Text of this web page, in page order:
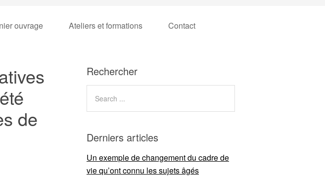
ouvrage Ateliers et formations Contact
de
Rechercher
Derniers articles
Un exemple de changement du cadre de
vie qu’ont connu les sujets âgés